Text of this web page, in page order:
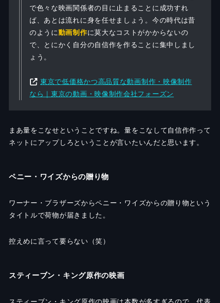
で色々な映画関係者の目に止まることに成功すれ
ば、あとは流れに身を任せましょう。今の時代は昔
のように動画制作に莫大なコストがかからないの
で、とにかく自分の自信作を作ることに集中しまし
ょう。
東京で低価格かつ高品質な動画制作・映像制作
なら｜東京の動画・映像制作会社フォーズン
まあ量をこなせということですね。量をこなして自信作作って
ネットにアップしろということが言いたいんだと思います。
ペニー・ワイズからの贈り物
ワーナー・ブラザーズからペニー・ワイズからの贈り物という
タイトルで荷物が届きました。
控えめに言って要らない（笑）
スティーブン・キング原作の映画
スティーブン・キング原作の映画は本数が多すぎるので、代表